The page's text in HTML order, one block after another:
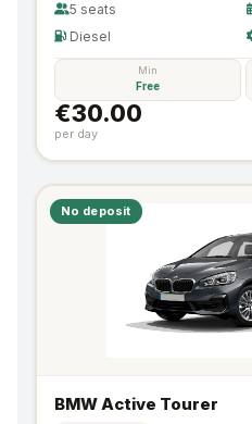
5 seats
Diesel
Min
Free
€30.00
per day
No deposit
BMW Active Tourer